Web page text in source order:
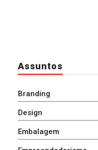
Assuntos
Branding
Design
Embalagem